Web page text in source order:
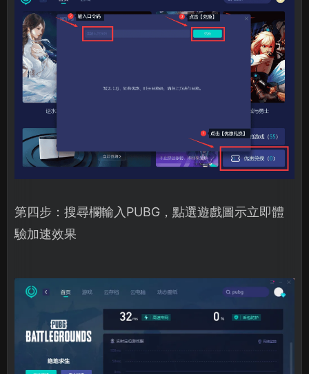
第四步：搜尋欄輸入PUBG，點選遊戲圖示立即體
驗加速效果